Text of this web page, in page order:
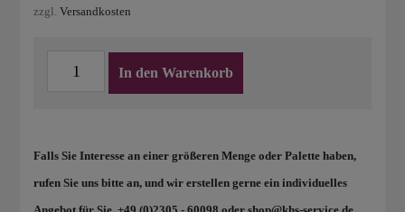
zzgl.Versandkosten
DESCOSEPT
SPEZIAL
In den Warenkorb
Falls Sie Interesse an einer größeren Menge oder Palette haben,
rufen Sie uns bitte an, und wir erstellen gerne ein individuelles